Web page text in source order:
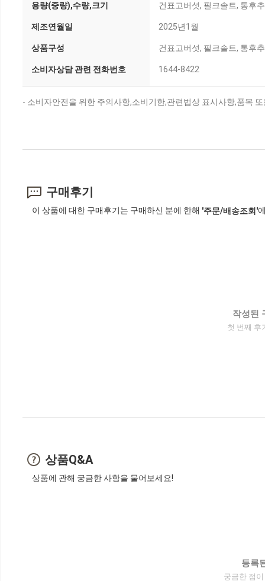
용량(중량),수량,크기 건표고버섯, 필크솔트, 통후추
제조연월일 2025년1월
상품구성 건표고버섯, 필크솔트, 통후
소비자상담 관련 전화번호 1644-8422
- 소비자안전을 위한 주의사항,소비기한,관련법상 표시사항,품목
구매후기
이 상품에 대한 구매후기는 구매하신 분에 한해 '주문/배송조회'
작성된
첫 번째 후
상품Q&A
상품에 관해 궁금한 사항을 물어보세요!
등록
궁금한 점